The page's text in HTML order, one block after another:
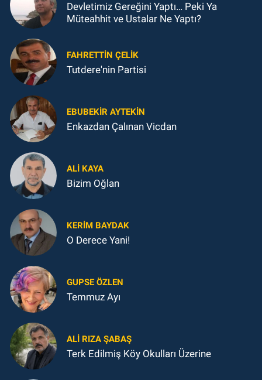
Devletimiz Gereğini Yaptı… Peki Ya
Müteahhit ve Ustalar Ne Yaptı?
FAHRETTIN ÇELİK
Tutdere'nin Partisi
EBUBEKIR AYTEKIN
Enkazdan Çalınan Vicdan
ALI KAYA
Bizim Oğlan
KERIM BAYDAK
O Derece Yani!
GUPSE ÖZLEN
Temmuz Ayı
ALI RIZA ŞABAŞ
Terk Edilmiş Köy Okulları Üzerine